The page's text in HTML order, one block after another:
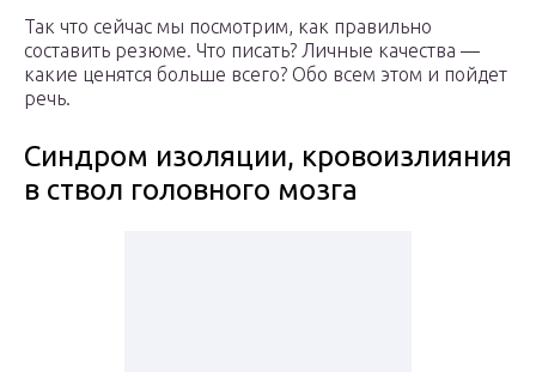
Так что сейчас мы посмотрим, как правильно
составить резюме. Что писать? Личные качества —
какие ценятся больше всего? Обо всем этом и пойдет
речь.
Синдром изоляции, кровоизлияния
в ствол головного мозга